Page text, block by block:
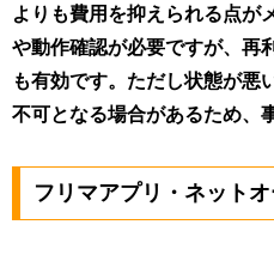
よりも費用を抑えられる点が
や動作確認が必要ですが、再
も有効です。ただし状態が悪
不可となる場合があるため、
フリマアプリ・ネット